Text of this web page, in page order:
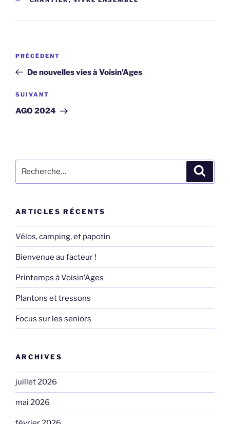
Navigation
l’article
Article
précédent
PRÉCÉDENT
De nouvelles vies à Voisin’Ages
Article
suivant
SUIVANT
AGO 2024
pour
ARTICLES RÉCENTS
Vélos, camping, et papotin
Bienvenue au facteur !
Printemps à Voisin’Ages
Plantons et tressons
Focus sur les seniors
ARCHIVES
juillet 2026
mai 2026